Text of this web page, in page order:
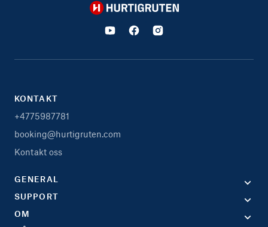
Hurtigruten
KONTAKT
+4775987781
booking@hurtigruten.com
Kontakt oss
GENERAL
SUPPORT
OM